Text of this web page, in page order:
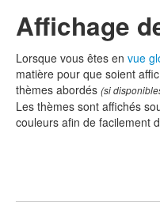
Affichage
Lorsque vous êtes en vue
matière pour que soient
thèmes abordés (si
Les thèmes sont affichés
couleurs afin de facilement